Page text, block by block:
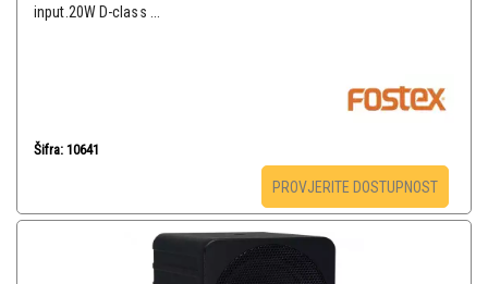
input.20W D-class ...
Šifra: 10641
PROVJERITE DOSTUPNOST